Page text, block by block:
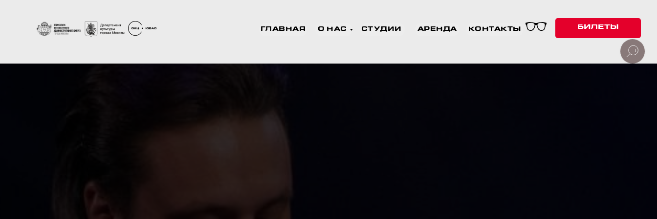
ГЛАВНАЯ АРЕНДА КОНТАКТЫ БИЛЕТЫ
О НАС СТУДИИ